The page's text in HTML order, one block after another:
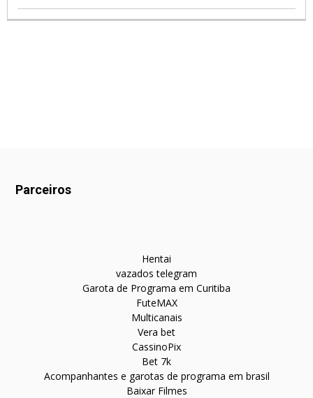
Parceiros
Hentai
vazados telegram
Garota de Programa em Curitiba
FuteMAX
Multicanais
Vera bet
CassinoPix
Bet 7k
Acompanhantes e garotas de programa em brasil
Baixar Filmes